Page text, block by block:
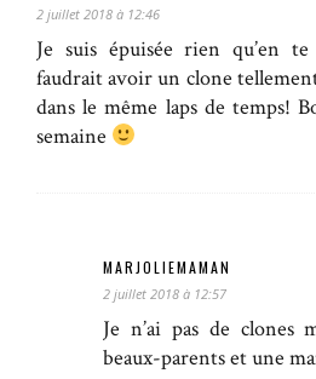
2 juillet 2018 à 12:46
Je suis épuisée rien qu’en
faudrait avoir un clone
dans le même laps de temps!
semaine
MARJOLIEMAMAN
2 juillet 2018 à 12:57
Je n’ai pas de clones
beaux-parents et une